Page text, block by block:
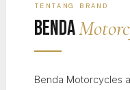
TENTANG BRAND
Benda
Benda Motorcycles